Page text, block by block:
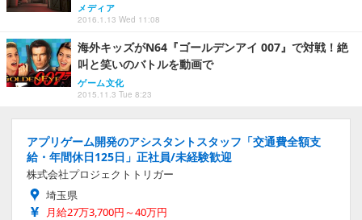
メディア
2016.1.13 Wed 11:08
海外キッズがN64『ゴールデンアイ 007』で対戦！絶
叫と笑いのバトルを動画で
ゲーム文化
2015.11.3 Tue 8:23
アプリゲーム開発のアシスタントスタッフ「交通費全額支
給・年間休日125日」正社員/未経験歓迎
株式会社プロジェクトトリガー
埼玉県
月給27万3,700円～40万円